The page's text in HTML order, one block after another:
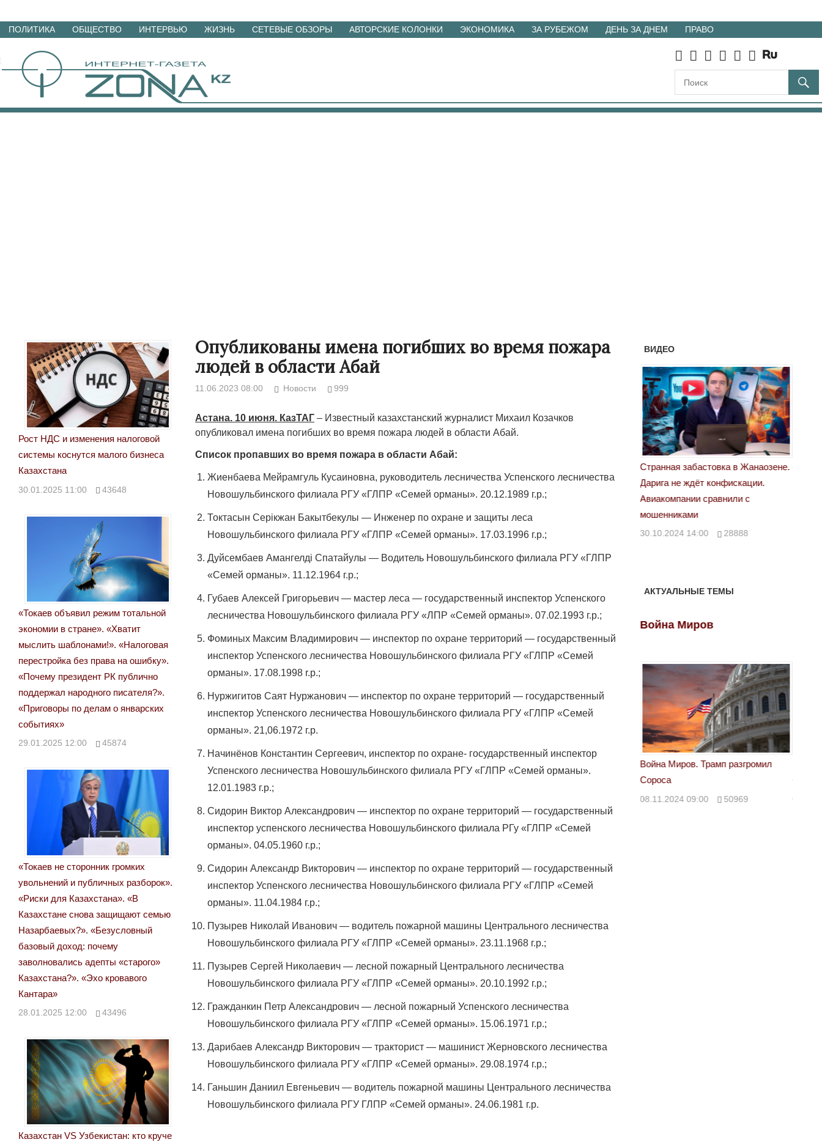
Перейти
материалам
ПОЛИТИКА ОБЩЕСТВО ИНТЕРВЬЮ ЖИЗНЬ СЕТЕВЫЕ ОБЗОРЫ АВТОРСКИЕ КОЛОНКИ ЭКОНОМИКА ЗА РУБЕЖОМ ДЕНЬ ЗА ДНЕМ ПРАВО
Опубликованы имена погибших во время пожара
людей в области Абай
11.06.2023 08:00 Новости 999
Астана. 10 июня. КазТАГ – Известный казахстанский журналист Михаил Козачков
опубликовал имена погибших во время пожара людей в области Абай.
Список пропавших во время пожара в области Абай:
Жиенбаева Мейрамгуль Кусаиновна, руководитель лесничества Успенского лесничества
Новошульбинского филиала РГУ «ГЛПР «Семей орманы». 20.12.1989 г.р.;
Токтасын Серікжан Бакытбекулы — Инженер по охране и защиты леса
Новошульбинского филиала РГУ «ГЛПР «Семей орманы». 17.03.1996 г.р.;
Дуйсембаев Амангелді Спатайулы — Водитель Новошульбинского филиала РГУ «ГЛПР
«Семей орманы». 11.12.1964 г.р.;
Губаев Алексей Григорьевич — мастер леса — государственный инспектор Успенского
лесничества Новошульбинского филиала РГУ «ЛПР «Семей орманы». 07.02.1993 г.р.;
Фоминых Максим Владимирович — инспектор по охране территорий — государственный
инспектор Успенского лесничества Новошульбинского филиала РГУ «ГЛПР «Семей
орманы». 17.08.1998 r.p.;
Нуржигитов Саят Нуржанович — инспектор по охране территорий — государственный
инспектор Успенского лесничества Новошульбинского филиала РГУ «ГЛПР «Семей
орманы». 21,06.1972 г.р.
Начинёнов Константин Сергеевич, инспектор по охране- государственный инспектор
Успенского лесничества Новошульбинского филиала РГУ «ГЛПР «Семей орманы».
12.01.1983 г.р.;
Сидорин Виктор Александрович — инспектор по охране территорий — государственный
инспектор успенского лесничества Новошульбинского филиала РГу «ГЛПР «Семей
орманы». 04.05.1960 г.р.;
Сидорин Александр Викторович — инспектор по охране территорий — государственный
инспектор Успенского лесничества Новошульбинского филиала РГУ «ГЛПР «Семей
орманы». 11.04.1984 г.р.;
Пузырев Николай Иванович — водитель пожарной машины Центрального лесничества
Новошульбинского филиала РГУ «ГЛПР «Семей орманы». 23.11.1968 г.р.;
Пузырев Сергей Николаевич — лесной пожарный Центрального лесничества
Новошульбинского филиала РГУ «ГЛПР «Семей орманы». 20.10.1992 г.р.;
Гражданкин Петр Александрович — лесной пожарный Успенского лесничества
Новошульбинского филиала РГУ «ГЛПР «Семей орманы». 15.06.1971 г.р.;
Дарибаев Александр Викторович — тракторист — машинист Жерновского лесничества
Новошульбинского филиала РГУ «ГЛПР «Семей орманы». 29.08.1974 г.р.;
Ганьшин Даниил Евгеньевич — водитель пожарной машины Центрального лесничества
Новошульбинского филиала РГУ ГЛПР «Семей орманы». 24.06.1981 г.р.
Рост НДС и изменения налоговой
системы коснутся малого бизнеса
Казахстана
30.01.2025 11:00 43648
«Токаев объявил режим тотальной
экономии в стране». «Хватит
мыслить шаблонами!». «Налоговая
перестройка без права на ошибку».
«Почему президент РК публично
поддержал народного писателя?».
«Приговоры по делам о январских
событиях»
29.01.2025 12:00 45874
«Токаев не сторонник громких
увольнений и публичных разборок».
«Риски для Казахстана». «В
Казахстане снова защищают семью
Назарбаевых?». «Безусловный
базовый доход: почему
заволновались адепты «старого»
Казахстана?». «Эхо кровавого
Кантара»
28.01.2025 12:00 43496
Казахстан VS Узбекистан: кто круче
ВИДЕО
Странная забастовка в Жанаозене.
Дарига не ждёт конфискации.
Авиакомпании сравнили с
мошенниками
30.10.2024 14:00 28888
АКТУАЛЬНЫЕ ТЕМЫ
Война Миров
Война Миров. Трамп разгромил
Война Миров
Война Миров. Трамп разгромил
Сороса
08.11.2024 09:00 50969